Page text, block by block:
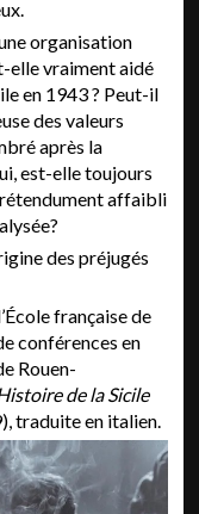
organisation
elle vraiment aidé
en 1943 ? Peut-il
des valeurs
après la
est-elle toujours
affaibli
des préjugés
française de
conférences en
Rouen-
de la Sicile
traduite en italien.